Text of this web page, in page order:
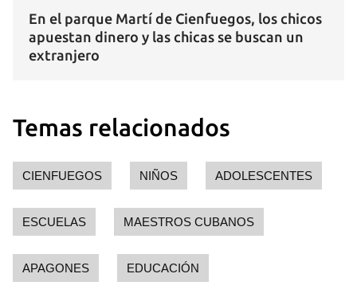
En el parque Martí de Cienfuegos, los chicos
apuestan dinero y las chicas se buscan un
extranjero
Temas relacionados
CIENFUEGOS NIÑOS ADOLESCENTES
ESCUELAS MAESTROS CUBANOS
APAGONES EDUCACIÓN